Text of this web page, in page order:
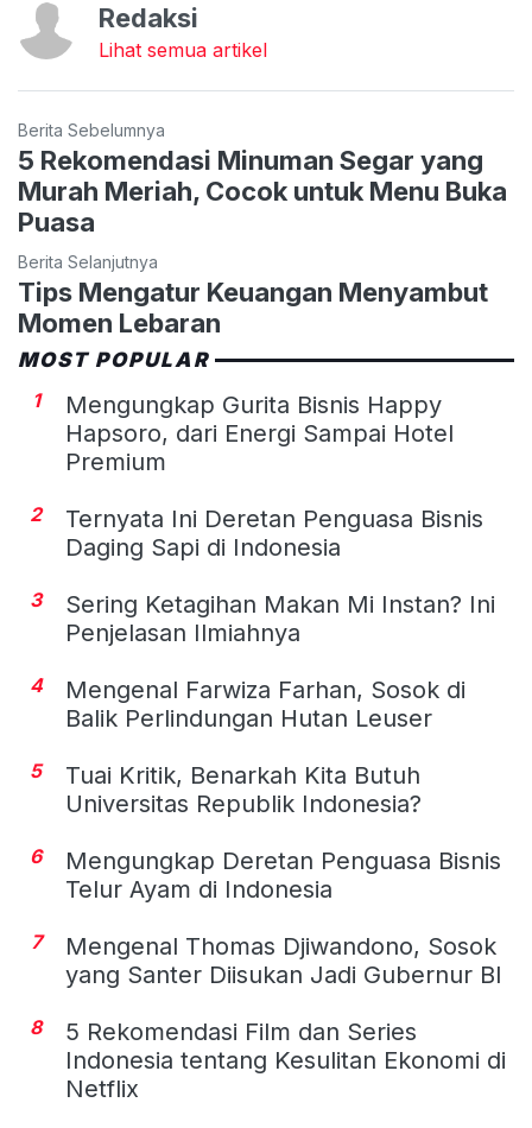
Redaksi
Lihat semua artikel
Berita Sebelumnya
5 Rekomendasi Minuman Segar yang
Murah Meriah, Cocok untuk Menu Buka
Puasa
Berita Selanjutnya
Tips Mengatur Keuangan Menyambut
Momen Lebaran
MOST POPULAR
1
Mengungkap Gurita Bisnis Happy
Hapsoro, dari Energi Sampai Hotel
Premium
2
Ternyata Ini Deretan Penguasa Bisnis
Daging Sapi di Indonesia
3
Sering Ketagihan Makan Mi Instan? Ini
Penjelasan Ilmiahnya
4
Mengenal Farwiza Farhan, Sosok di
Balik Perlindungan Hutan Leuser
5
Tuai Kritik, Benarkah Kita Butuh
Universitas Republik Indonesia?
6
Mengungkap Deretan Penguasa Bisnis
Telur Ayam di Indonesia
7
Mengenal Thomas Djiwandono, Sosok
yang Santer Diisukan Jadi Gubernur BI
8
5 Rekomendasi Film dan Series
Indonesia tentang Kesulitan Ekonomi di
Netflix